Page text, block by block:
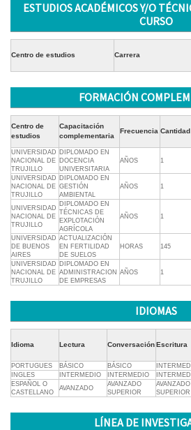
ESTUDIOS ACADÉMICOS Y/O
CURSO
Centro de estudios Carrera
FORMACIÓN
Centro de
estudios
Capacitación
complementaria
Frecuencia Cantidad
UNIVERSIDAD
NACIONAL DE
TRUJILLO
DIPLOMADO EN
DOCENCIA
UNIVERSITARIA
AÑOS 1
UNIVERSIDAD
NACIONAL DE
TRUJILLO
DIPLOMADO EN
GESTIÓN
AMBIENTAL
AÑOS 1
UNIVERSIDAD
NACIONAL DE
TRUJILLO
DIPLOMADO EN
TÉCNICAS DE
EXPLOTACIÓN
AGRÍCOLA
AÑOS 1
UNIVERSIDAD
DE BUENOS
AIRES
ACTUALIZACIÓN
EN FERTILIDAD
DE SUELOS
HORAS 145
UNIVERSIDAD
NACIONAL DE
TRUJILLO
DIPLOMADO EN
ADMINISTRACION
DE EMPRESAS
AÑOS 1
IDIOMAS
Idioma Lectura ConversaciónEscritura
PORTUGUES BÁSICO BÁSICO
INGLES
INTERMEDIO INTERMEDIO
ESPAÑOL O
CASTELLANO
AVANZADO
AVANZADO
SUPERIOR
AVANZADO
SUPERIOR
LÍNEA DE